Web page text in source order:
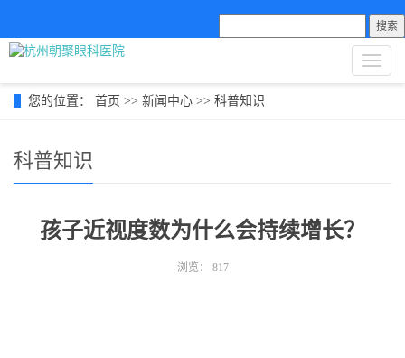
搜索
导
航
您的位置： 首页 >> 新闻中心 >> 科普知识
科普知识
孩子近视度数为什么会持续增长？
浏览： 817